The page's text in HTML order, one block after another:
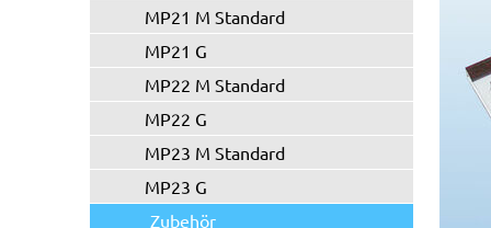
MP21 M Standard
MP21 G
MP22 M Standard
MP22 G
MP23 M Standard
MP23 G
Zubehör